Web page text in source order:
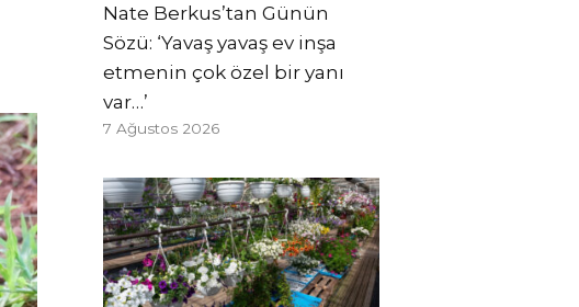
Nate Berkus’tan Günün
Sözü: ‘Yavaş yavaş ev inşa
etmenin çok özel bir yanı
var…’
7 Ağustos 2026